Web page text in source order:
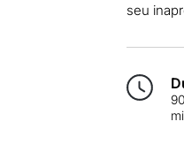
seu
90